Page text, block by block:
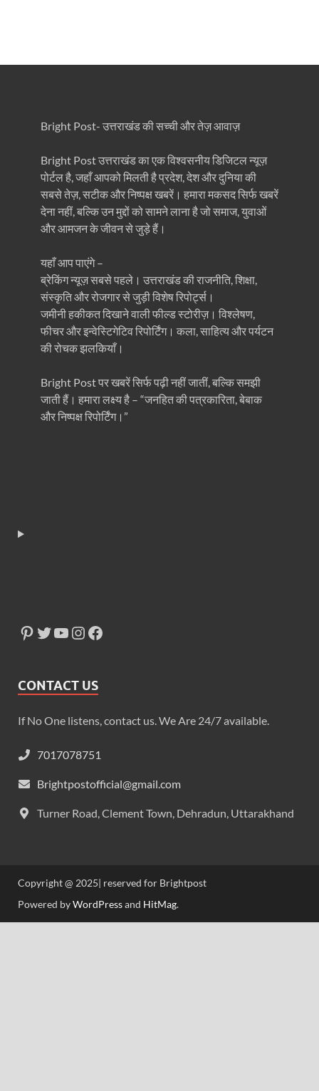
Bright Post- उत्तराखंड की सच्ची और तेज़ आवाज़
Bright Post उत्तराखंड का एक विश्वसनीय डिजिटल न्यूज़
पोर्टल है, जहाँ आपको मिलती है प्रदेश, देश और दुनिया की
सबसे तेज़, सटीक और निष्पक्ष खबरें। हमारा मकसद सिर्फ खबरें
देना नहीं, बल्कि उन मुद्दों को सामने लाना है जो समाज, युवाओं
और आमजन के जीवन से जुड़े हैं।
यहाँ आप पाएंगे –
ब्रेकिंग न्यूज़ सबसे पहले। उत्तराखंड की राजनीति, शिक्षा,
संस्कृति और रोजगार से जुड़ी विशेष रिपोर्ट्स।
जमीनी हकीकत दिखाने वाली फील्ड स्टोरीज़। विश्लेषण,
फीचर और इन्वेस्टिगेटिव रिपोर्टिंग। कला, साहित्य और पर्यटन
की रोचक झलकियाँ।
Bright Post पर खबरें सिर्फ पढ़ी नहीं जातीं, बल्कि समझी
जाती हैं। हमारा लक्ष्य है – “जनहित की पत्रकारिता, बेबाक
और निष्पक्ष रिपोर्टिंग।”
CONTACT US
If No One listens, contact us. We Are 24/7 available.
7017078751
Brightpostofficial@gmail.com
Turner Road, Clement Town, Dehradun, Uttarakhand
Copyright @ 2025| reserved for Brightpost
Powered byWordPressand HitMag.